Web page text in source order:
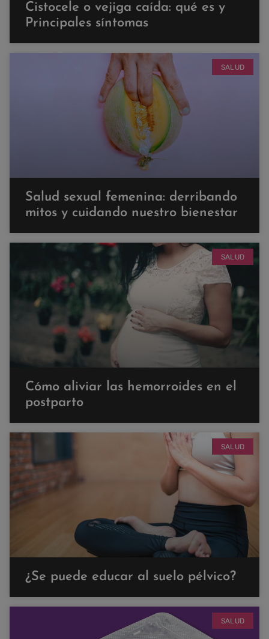
Cistocele o vejiga caída: qué es y
Principales síntomas
SALUD
Salud sexual femenina: derribando
mitos y cuidando nuestro bienestar
SALUD
Cómo aliviar las hemorroides en el
postparto
SALUD
¿Se puede educar al suelo pélvico?
SALUD